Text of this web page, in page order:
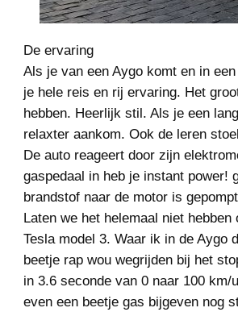
De ervaring
Als je van een Aygo komt en in
je hele reis en rij ervaring. Het
hebben. Heerlijk stil. Als je een
relaxter aankom. Ook de leren
De auto reageert door zijn
gaspedaal in heb je instant power!
brandstof naar de motor is
Laten we het helemaal niet
Tesla model 3. Waar ik in de Aygo
beetje rap wou wegrijden bij het
in 3.6 seconde van 0 naar 100
even een beetje gas bijgeven nog